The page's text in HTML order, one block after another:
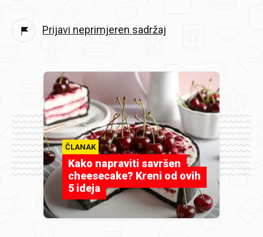
Prijavi neprimjeren sadržaj
ČLANAK
Kako napraviti savršen
cheesecake? Kreni od ovih
5 ideja